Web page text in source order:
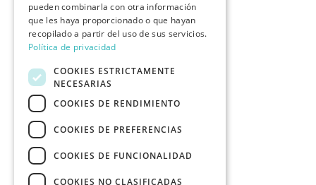
pueden combinarla con otra información
que les haya proporcionado o que hayan
recopilado a partir del uso de sus servicios.
Política de privacidad
COOKIES ESTRICTAMENTE
NECESARIAS
COOKIES DE RENDIMIENTO
COOKIES DE PREFERENCIAS
COOKIES DE FUNCIONALIDAD
COOKIES NO CLASIFICADAS